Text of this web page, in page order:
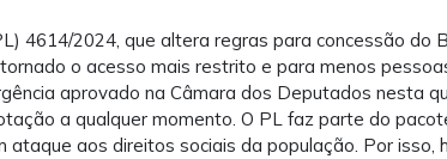
4614/2024, que altera regras para concessão do
o acesso mais restrito e para menos
aprovado na Câmara dos Deputados nesta
a qualquer momento. O PL faz parte do
ataque aos direitos sociais da população. Por isso,